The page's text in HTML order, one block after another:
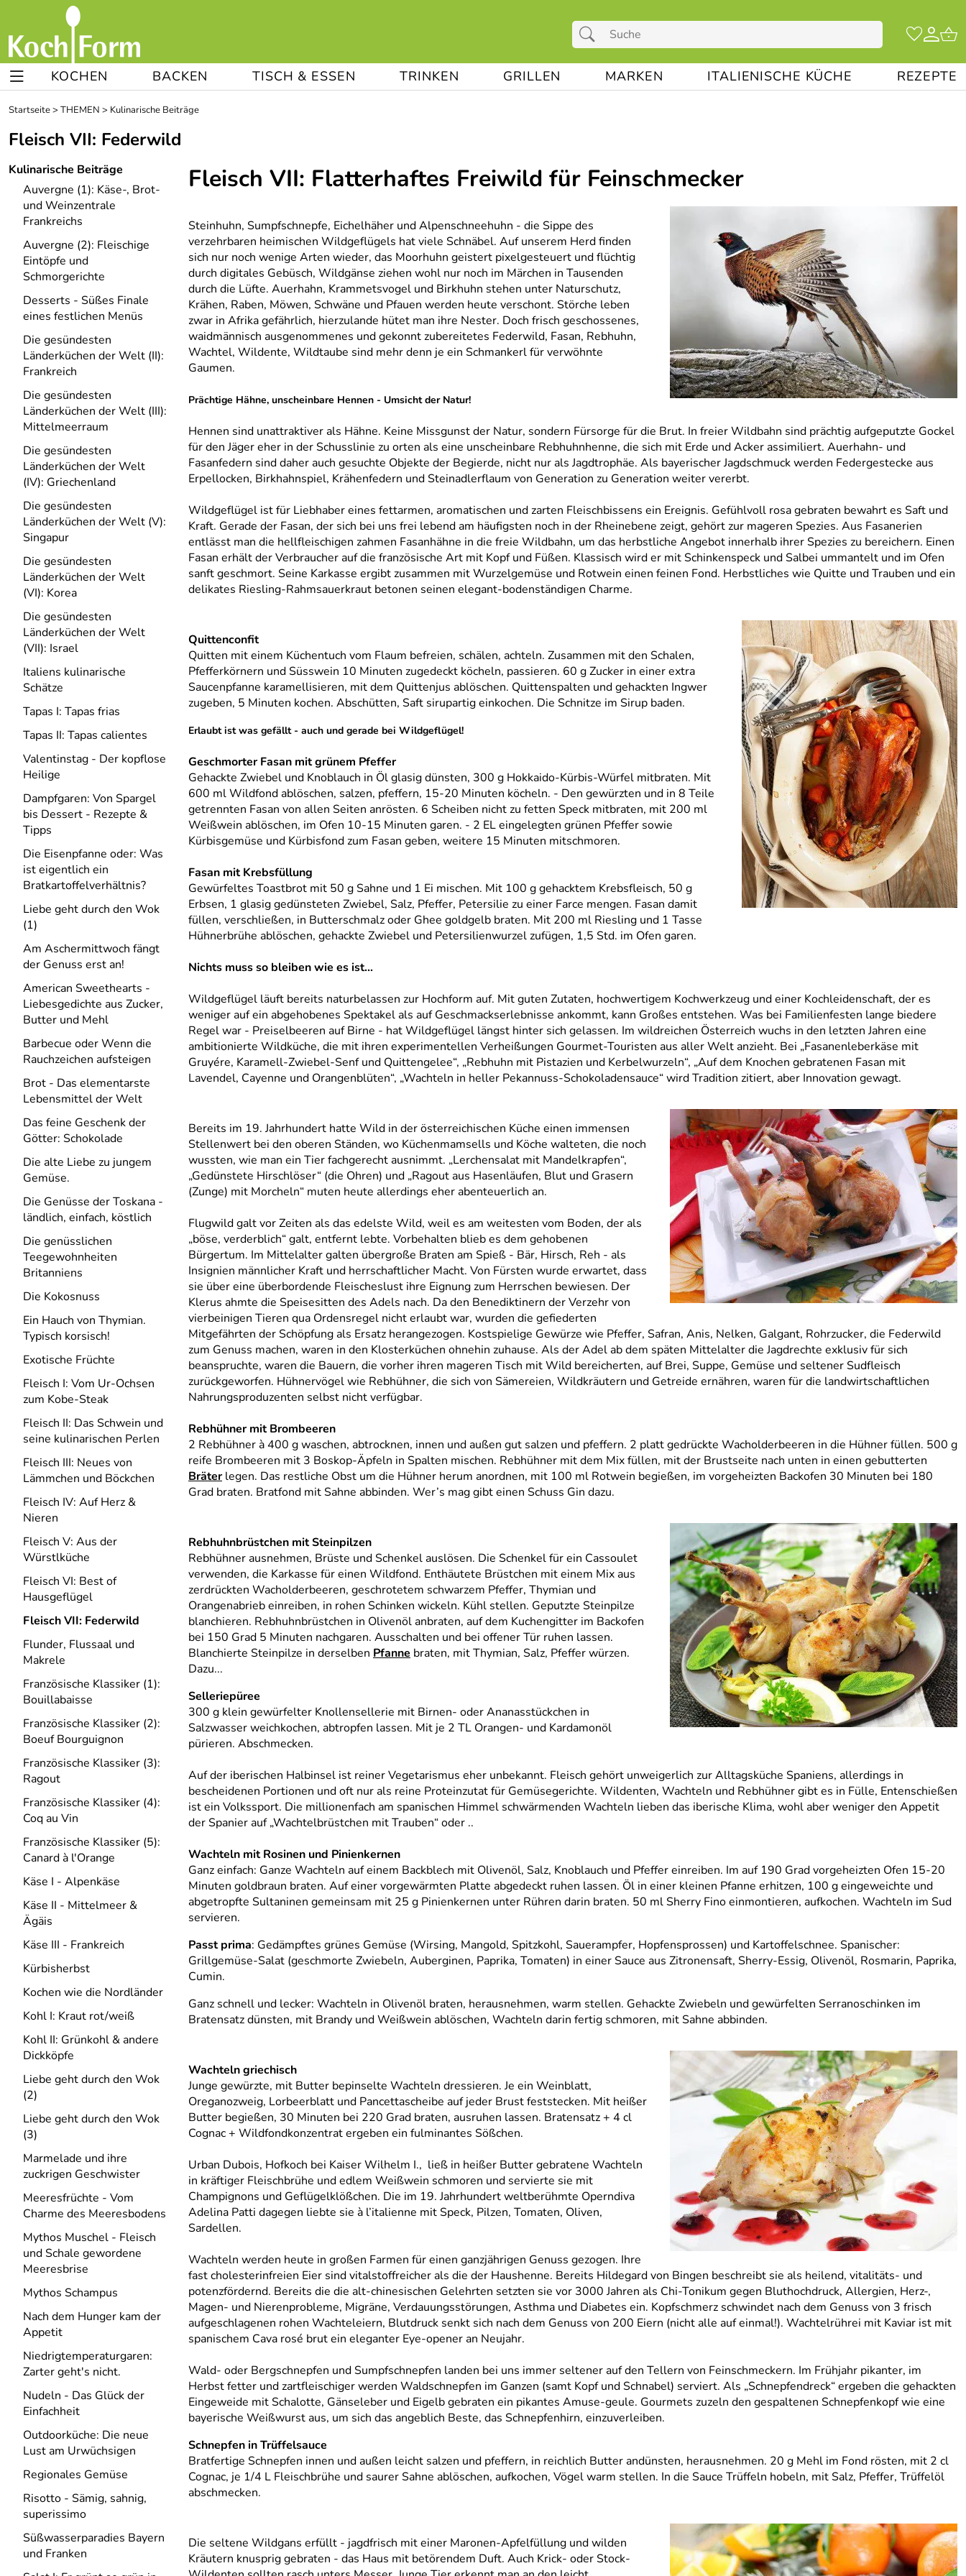
KOCHEN BACKEN TISCH & ESSEN TRINKEN GRILLEN MARKEN ITALIENISCHE KÜCHE REZEPTE
Startseite> THEMEN > Kulinarische Beiträge
Fleisch VII: Federwild
Kulinarische Beiträge
Auvergne (1): Käse-, Brot-
und Weinzentrale
Frankreichs
Auvergne (2): Fleischige
Eintöpfe und
Schmorgerichte
Desserts - Süßes Finale
eines festlichen Menüs
Die gesündesten
Länderküchen der Welt (II):
Frankreich
Die gesündesten
Länderküchen der Welt (III):
Mittelmeerraum
Die gesündesten
Länderküchen der Welt
(IV): Griechenland
Die gesündesten
Länderküchen der Welt (V):
Singapur
Die gesündesten
Länderküchen der Welt
(VI): Korea
Die gesündesten
Länderküchen der Welt
(VII): Israel
Italiens kulinarische
Schätze
Tapas I: Tapas frias
Tapas II: Tapas calientes
Valentinstag - Der kopflose
Heilige
Dampfgaren: Von Spargel
bis Dessert - Rezepte &
Tipps
Die Eisenpfanne oder: Was
ist eigentlich ein
Bratkartoffelverhältnis?
Liebe geht durch den Wok
(1)
Am Aschermittwoch fängt
der Genuss erst an!
American Sweethearts -
Liebesgedichte aus Zucker,
Butter und Mehl
Barbecue oder Wenn die
Rauchzeichen aufsteigen
Brot - Das elementarste
Lebensmittel der Welt
Das feine Geschenk der
Götter: Schokolade
Die alte Liebe zu jungem
Gemüse.
Die Genüsse der Toskana -
ländlich, einfach, köstlich
Die genüsslichen
Teegewohnheiten
Britanniens
Die Kokosnuss
Ein Hauch von Thymian.
Typisch korsisch!
Exotische Früchte
Fleisch I: Vom Ur-Ochsen
zum Kobe-Steak
Fleisch II: Das Schwein und
seine kulinarischen Perlen
Fleisch III: Neues von
Lämmchen und Böckchen
Fleisch IV: Auf Herz &
Nieren
Fleisch V: Aus der
Würstlküche
Fleisch VI: Best of
Hausgeflügel
Fleisch VII: Federwild
Flunder, Flussaal und
Makrele
Französische Klassiker (1):
Bouillabaisse
Französische Klassiker (2):
Boeuf Bourguignon
Französische Klassiker (3):
Ragout
Französische Klassiker (4):
Coq au Vin
Französische Klassiker (5):
Canard à l′Orange
Käse I - Alpenkäse
Käse II - Mittelmeer &
Ägäis
Käse III - Frankreich
Kürbisherbst
Kochen wie die Nordländer
Kohl I: Kraut rot/weiß
Kohl II: Grünkohl & andere
Dickköpfe
Liebe geht durch den Wok
(2)
Liebe geht durch den Wok
(3)
Marmelade und ihre
zuckrigen Geschwister
Meeresfrüchte - Vom
Charme des Meeresbodens
Mythos Muschel - Fleisch
und Schale gewordene
Meeresbrise
Mythos Schampus
Nach dem Hunger kam der
Appetit
Niedrigtemperaturgaren:
Zarter geht′s nicht.
Nudeln - Das Glück der
Einfachheit
Outdoorküche: Die neue
Lust am Urwüchsigen
Regionales Gemüse
Risotto - Sämig, sahnig,
superissimo
Süßwasserparadies Bayern
und Franken
Fleisch VII: Flatterhaftes Freiwild für Feinschmecker
Steinhuhn, Sumpfschnepfe, Eichelhäher und Alpenschneehuhn - die Sippe des
verzehrbaren heimischen Wildgeflügels hat viele Schnäbel. Auf unserem Herd finden
sich nur noch wenige Arten wieder, das Moorhuhn geistert pixelgesteuert und flüchtig
durch digitales Gebüsch, Wildgänse ziehen wohl nur noch im Märchen in Tausenden
durch die Lüfte. Auerhahn, Krammetsvogel und Birkhuhn stehen unter Naturschutz,
Krähen, Raben, Möwen, Schwäne und Pfauen werden heute verschont. Störche leben
zwar in Afrika gefährlich, hierzulande hütet man ihre Nester. Doch frisch geschossenes,
waidmännisch ausgenommenes und gekonnt zubereitetes Federwild, Fasan, Rebhuhn,
Wachtel, Wildente, Wildtaube sind mehr denn je ein Schmankerl für verwöhnte
Gaumen.
Prächtige Hähne, unscheinbare Hennen - Umsicht der Natur!
Hennen sind unattraktiver als Hähne. Keine Missgunst der Natur, sondern Fürsorge für die Brut. In freier Wildbahn sind prächtig aufgeputzte Gockel
für den Jäger eher in der Schusslinie zu orten als eine unscheinbare Rebhuhnhenne, die sich mit Erde und Acker assimiliert. Auerhahn- und
Fasanfedern sind daher auch gesuchte Objekte der Begierde, nicht nur als Jagdtrophäe. Als bayerischer Jagdschmuck werden Federgestecke aus
Erpellocken, Birkhahnspiel, Krähenfedern und Steinadlerflaum von Generation zu Generation weiter vererbt.
Wildgeflügel ist für Liebhaber eines fettarmen, aromatischen und zarten Fleischbissens ein Ereignis. Gefühlvoll rosa gebraten bewahrt es Saft und
Kraft. Gerade der Fasan, der sich bei uns frei lebend am häufigsten noch in der Rheinebene zeigt, gehört zur mageren Spezies. Aus Fasanerien
entlässt man die hellfleischigen zahmen Fasanhähne in die freie Wildbahn, um das herbstliche Angebot innerhalb ihrer Spezies zu bereichern. Einen
Fasan erhält der Verbraucher auf die französische Art mit Kopf und Füßen. Klassisch wird er mit Schinkenspeck und Salbei ummantelt und im Ofen
sanft geschmort. Seine Karkasse ergibt zusammen mit Wurzelgemüse und Rotwein einen feinen Fond. Herbstliches wie Quitte und Trauben und ein
delikates Riesling-Rahmsauerkraut betonen seinen elegant-bodenständigen Charme.
Quittenconfit
Quitten mit einem Küchentuch vom Flaum befreien, schälen, achteln. Zusammen mit den Schalen,
Pfefferkörnern und Süsswein 10 Minuten zugedeckt köcheln, passieren. 60 g Zucker in einer extra
Saucenpfanne karamellisieren, mit dem Quittenjus ablöschen. Quittenspalten und gehackten Ingwer
zugeben, 5 Minuten kochen. Abschütten, Saft sirupartig einkochen. Die Schnitze im Sirup baden.
Erlaubt ist was gefällt - auch und gerade bei Wildgeflügel!
Geschmorter Fasan mit grünem Pfeffer
Gehackte Zwiebel und Knoblauch in Öl glasig dünsten, 300 g Hokkaido-Kürbis-Würfel mitbraten. Mit
600 ml Wildfond ablöschen, salzen, pfeffern, 15-20 Minuten köcheln. - Den gewürzten und in 8 Teile
getrennten Fasan von allen Seiten anrösten. 6 Scheiben nicht zu fetten Speck mitbraten, mit 200 ml
Weißwein ablöschen, im Ofen 10-15 Minuten garen. - 2 EL eingelegten grünen Pfeffer sowie
Kürbisgemüse und Kürbisfond zum Fasan geben, weitere 15 Minuten mitschmoren.
Fasan mit Krebsfüllung
Gewürfeltes Toastbrot mit 50 g Sahne und 1 Ei mischen. Mit 100 g gehacktem Krebsfleisch, 50 g
Erbsen, 1 glasig gedünsteten Zwiebel, Salz, Pfeffer, Petersilie zu einer Farce mengen. Fasan damit
füllen, verschließen, in Butterschmalz oder Ghee goldgelb braten. Mit 200 ml Riesling und 1 Tasse
Hühnerbrühe ablöschen, gehackte Zwiebel und Petersilienwurzel zufügen, 1,5 Std. im Ofen garen.
Nichts muss so bleiben wie es ist...
Wildgeflügel läuft bereits naturbelassen zur Hochform auf. Mit guten Zutaten, hochwertigem Kochwerkzeug und einer Kochleidenschaft, der es
weniger auf ein abgehobenes Spektakel als auf Geschmackserlebnisse ankommt, kann Großes entstehen. Was bei Familienfesten lange biedere
Regel war - Preiselbeeren auf Birne - hat Wildgeflügel längst hinter sich gelassen. Im wildreichen Österreich wuchs in den letzten Jahren eine
ambitionierte Wildküche, die mit ihren experimentellen Verheißungen Gourmet-Touristen aus aller Welt anzieht. Bei „Fasanenleberkäse mit
Gruyére, Karamell-Zwiebel-Senf und Quittengelee“, „Rebhuhn mit Pistazien und Kerbelwurzeln“, „Auf dem Knochen gebratenen Fasan mit
Lavendel, Cayenne und Orangenblüten“, „Wachteln in heller Pekannuss-Schokoladensauce“ wird Tradition zitiert, aber Innovation gewagt.
Bereits im 19. Jahrhundert hatte Wild in der österreichischen Küche einen immensen
Stellenwert bei den oberen Ständen, wo Küchenmamsells und Köche walteten, die noch
wussten, wie man ein Tier fachgerecht ausnimmt. „Lerchensalat mit Mandelkrapfen“,
„Gedünstete Hirschlöser“ (die Ohren) und „Ragout aus Hasenläufen, Blut und Grasern
(Zunge) mit Morcheln“ muten heute allerdings eher abenteuerlich an.
Flugwild galt vor Zeiten als das edelste Wild, weil es am weitesten vom Boden, der als
„böse, verderblich“ galt, entfernt lebte. Vorbehalten blieb es dem gehobenen
Bürgertum. Im Mittelalter galten übergroße Braten am Spieß - Bär, Hirsch, Reh - als
Insignien männlicher Kraft und herrschaftlicher Macht. Von Fürsten wurde erwartet, dass
sie über eine überbordende Fleischeslust ihre Eignung zum Herrschen bewiesen. Der
Klerus ahmte die Speisesitten des Adels nach. Da den Benediktinern der Verzehr von
vierbeinigen Tieren qua Ordensregel nicht erlaubt war, wurden die gefiederten
Mitgefährten der Schöpfung als Ersatz herangezogen. Kostspielige Gewürze wie Pfeffer, Safran, Anis, Nelken, Galgant, Rohrzucker, die Federwild
zum Genuss machen, waren in den Klosterküchen ohnehin zuhause. Als der Adel ab dem späten Mittelalter die Jagdrechte exklusiv für sich
beanspruchte, waren die Bauern, die vorher ihren mageren Tisch mit Wild bereicherten, auf Brei, Suppe, Gemüse und seltener Sudfleisch
zurückgeworfen. Hühnervögel wie Rebhühner, die sich von Sämereien, Wildkräutern und Getreide ernähren, waren für die landwirtschaftlichen
Nahrungsproduzenten selbst nicht verfügbar.
Rebhühner mit Brombeeren
2 Rebhühner à 400 g waschen, abtrocknen, innen und außen gut salzen und pfeffern. 2 platt gedrückte Wacholderbeeren in die Hühner füllen. 500 g
reife Brombeeren mit 3 Boskop-Äpfeln in Spalten mischen. Rebhühner mit dem Mix füllen, mit der Brustseite nach unten in einen gebutterten
Bräterlegen. Das restliche Obst um die Hühner herum anordnen, mit 100 ml Rotwein begießen, im vorgeheizten Backofen 30 Minuten bei 180
Grad braten. Bratfond mit Sahne abbinden. Wer’s mag gibt einen Schuss Gin dazu.
Rebhuhnbrüstchen mit Steinpilzen
Rebhühner ausnehmen, Brüste und Schenkel auslösen. Die Schenkel für ein Cassoulet
verwenden, die Karkasse für einen Wildfond. Enthäutete Brüstchen mit einem Mix aus
zerdrückten Wacholderbeeren, geschrotetem schwarzem Pfeffer, Thymian und
Orangenabrieb einreiben, in rohen Schinken wickeln. Kühl stellen. Geputzte Steinpilze
blanchieren. Rebhuhnbrüstchen in Olivenöl anbraten, auf dem Kuchengitter im Backofen
bei 150 Grad 5 Minuten nachgaren. Ausschalten und bei offener Tür ruhen lassen.
Blanchierte Steinpilze in derselben Pfanne braten, mit Thymian, Salz, Pfeffer würzen.
Dazu...
Selleriepüree
300 g klein gewürfelter Knollensellerie mit Birnen- oder Ananasstückchen in
Salzwasser weichkochen, abtropfen lassen. Mit je 2 TL Orangen- und Kardamonöl
pürieren. Abschmecken.
Auf der iberischen Halbinsel ist reiner Vegetarismus eher unbekannt. Fleisch gehört unweigerlich zur Alltagsküche Spaniens, allerdings in
bescheidenen Portionen und oft nur als reine Proteinzutat für Gemüsegerichte. Wildenten, Wachteln und Rebhühner gibt es in Fülle, Entenschießen
ist ein Volkssport. Die millionenfach am spanischen Himmel schwärmenden Wachteln lieben das iberische Klima, wohl aber weniger den Appetit
der Spanier auf „Wachtelbrüstchen mit Trauben“ oder ..
Wachteln mit Rosinen und Pinienkernen
Ganz einfach: Ganze Wachteln auf einem Backblech mit Olivenöl, Salz, Knoblauch und Pfeffer einreiben. Im auf 190 Grad vorgeheizten Ofen 15-20
Minuten goldbraun braten. Auf einer vorgewärmten Platte abgedeckt ruhen lassen. Öl in einer kleinen Pfanne erhitzen, 100 g eingeweichte und
abgetropfte Sultaninen gemeinsam mit 25 g Pinienkernen unter Rühren darin braten. 50 ml Sherry Fino einmontieren, aufkochen. Wachteln im Sud
servieren.
Passt prima: Gedämpftes grünes Gemüse (Wirsing, Mangold, Spitzkohl, Sauerampfer, Hopfensprossen) und Kartoffelschnee. Spanischer:
Grillgemüse-Salat (geschmorte Zwiebeln, Auberginen, Paprika, Tomaten) in einer Sauce aus Zitronensaft, Sherry-Essig, Olivenöl, Rosmarin, Paprika,
Cumin.
Ganz schnell und lecker: Wachteln in Olivenöl braten, herausnehmen, warm stellen. Gehackte Zwiebeln und gewürfelten Serranoschinken im
Bratensatz dünsten, mit Brandy und Weißwein ablöschen, Wachteln darin fertig schmoren, mit Sahne abbinden.
Wachteln griechisch
Junge gewürzte, mit Butter bepinselte Wachteln dressieren. Je ein Weinblatt,
Oreganozweig, Lorbeerblatt und Pancettascheibe auf jeder Brust feststecken. Mit heißer
Butter begießen, 30 Minuten bei 220 Grad braten, ausruhen lassen. Bratensatz + 4 cl
Cognac + Wildfondkonzentrat ergeben ein fulminantes Sößchen.
Urban Dubois, Hofkoch bei Kaiser Wilhelm I., ließ in heißer Butter gebratene Wachteln
in kräftiger Fleischbrühe und edlem Weißwein schmoren und servierte sie mit
Champignons und Geflügelklößchen. Die im 19. Jahrhundert weltberühmte Operndiva
Adelina Patti dagegen liebte sie à l’italienne mit Speck, Pilzen, Tomaten, Oliven,
Sardellen.
Wachteln werden heute in großen Farmen für einen ganzjährigen Genuss gezogen. Ihre
fast cholesterinfreien Eier sind vitalstoffreicher als die der Haushenne. Bereits Hildegard von Bingen beschreibt sie als heilend, vitalitäts- und
potenzfördernd. Bereits die die alt-chinesischen Gelehrten setzten sie vor 3000 Jahren als Chi-Tonikum gegen Bluthochdruck, Allergien, Herz-,
Magen- und Nierenprobleme, Migräne, Verdauungsstörungen, Asthma und Diabetes ein. Kopfschmerz schwindet nach dem Genuss von 3 frisch
aufgeschlagenen rohen Wachteleiern, Blutdruck senkt sich nach dem Genuss von 200 Eiern (nicht alle auf einmal!). Wachtelrührei mit Kaviar ist mit
spanischem Cava rosé brut ein eleganter Eye-opener an Neujahr.
Wald- oder Bergschnepfen und Sumpfschnepfen landen bei uns immer seltener auf den Tellern von Feinschmeckern. Im Frühjahr pikanter, im
Herbst fetter und zartfleischiger werden Waldschnepfen im Ganzen (samt Kopf und Schnabel) serviert. Als „Schnepfendreck“ ergeben die gehackten
Eingeweide mit Schalotte, Gänseleber und Eigelb gebraten ein pikantes Amuse-geule. Gourmets zuzeln den gespaltenen Schnepfenkopf wie eine
bayerische Weißwurst aus, um sich das angeblich Beste, das Schnepfenhirn, einzuverleiben.
Schnepfen in Trüffelsauce
Bratfertige Schnepfen innen und außen leicht salzen und pfeffern, in reichlich Butter andünsten, herausnehmen. 20 g Mehl im Fond rösten, mit 2 cl
Cognac, je 1/4 L Fleischbrühe und saurer Sahne ablöschen, aufkochen, Vögel warm stellen. In die Sauce Trüffeln hobeln, mit Salz, Pfeffer, Trüffelöl
abschmecken.
Die seltene Wildgans erfüllt - jagdfrisch mit einer Maronen-Apfelfüllung und wilden
Kräutern knusprig gebraten - das Haus mit betörendem Duft. Auch Krick- oder Stock-